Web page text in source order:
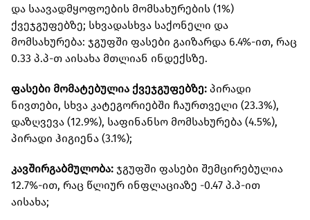
და საავადმყოფოების მომსახურების (1%)
ქვეჯგუფებზე; სხვადასხვა საქონელი და
მომსახურება: ჯგუფში ფასები გაიზარდა 6.4%-ით, რაც
0.33 პ.პ-თ აისახა მთლიან ინდექსზე.
ფასები მომატებულია ქვეჯგუფებზე: პირადი
ნივთები, სხვა კატეგორიებში ჩაურთველი (23.3%),
დაზღვევა (12.9%), საფინანსო მომსახურება (4.5%),
პირადი ჰიგიენა (3.1%);
კავშირგაბმულობა: ჯგუფში ფასები შემცირებულია
12.7%-ით, რაც წლიურ ინფლაციაზე -0.47 პ.პ-ით
აისახა;